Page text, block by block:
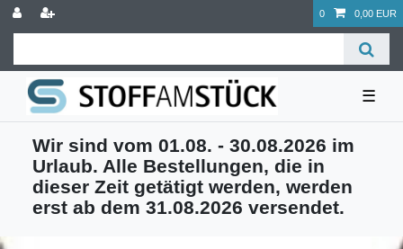
0 0,00 EUR
☰
Wir sind vom 01.08. - 30.08.2026 im
Urlaub. Alle Bestellungen, die in
dieser Zeit getätigt werden, werden
erst ab dem 31.08.2026 versendet.